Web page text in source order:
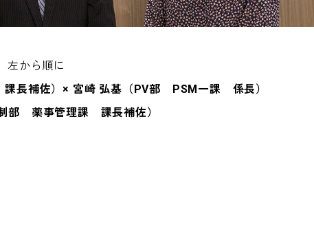
左から順に
長補佐）× 宮崎 弘基（PV部 PSM一課 係長）
部 薬事管理課 課長補佐）